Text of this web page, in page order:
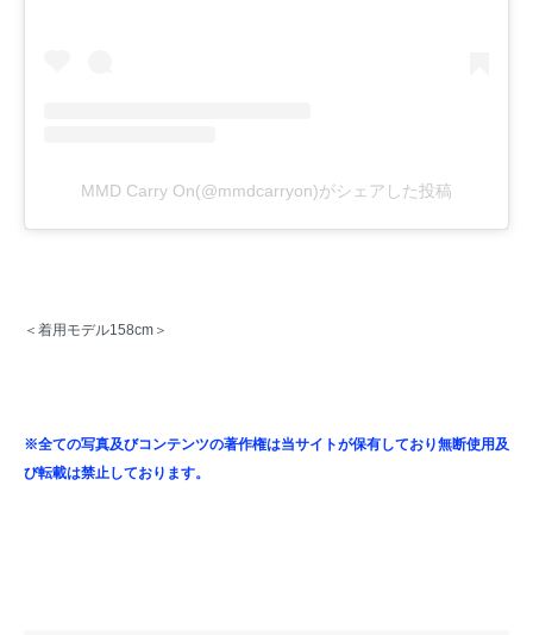
MMD Carry On(@mmdcarryon)がシェアした投稿
＜着用モデル158cm＞
※全ての写真及びコンテンツの著作権は当サイトが保有しており無断使用及
び転載は禁止しております。